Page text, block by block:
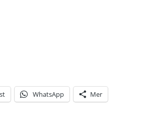
WhatsApp Mer